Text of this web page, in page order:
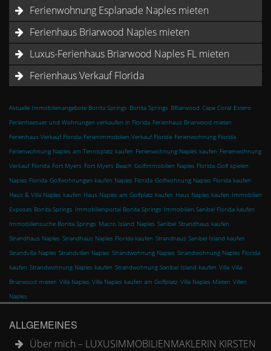
Ferienwohnung Esplanade Naples mieten
Ferienhaus Briarwood Naples mieten
Luxus-Ferienhaus Briarwood Naples FL mieten
Ferienhaus Verkauf Florida
Aktuelle Immobilienangebote Bonita Springs Bonita Springs BRiarwood Cape Coral Estero
Ferienhaesuer und Wohnungen verkaufen in Florida Ferienhaus Briarwood mieten
Ferienhaus Verkauf Florida Ferienimmobilien Verkauf Florida Ferienwohnung Florida
Ferienwohnung Naples am Tennisplatz kaufen Ferienwohnung Naples kaufen Ferienwohnung
Verkauf Florida Fort Myers Fort Myers Beach Golfimmobilien Naples Florida Golf spielen
Naples Florida Golfwohnungen kaufen Naples Florida Golfwohnung Naples Florida kaufen
Haus & Villa Naples kaufen Haus Naples am Golfplatz kaufen Haus Naples kaufen Immobilien
Exposes Bonita Springs Immobilienportal Bonita Springs Immobilien Sanibel Florida kaufen
Immobiliensuche Bonita Springs Macro Island Naples Sanibel Strandhaus kaufen
Strandhaus Naples Strandhaus Naples Florida kaufen Strandhaus Sanibel Island kaufen
Strandvilla Naples Strandvillen Naples Strandwohnung Naples Strandwohnung Naples Florida
kaufen Strandwohnung Naples kaufen Strandwohnung Sanibel Island kaufen Villa Villa
Briarwood mieten Villa Naples Villa Naples kaufen am Golfplatz Villa Naples Mieten Villen
Naples
ALLGEMEINES
Über mich – LUXUSIMMOBILIENMAKLERIN KIRSTEN